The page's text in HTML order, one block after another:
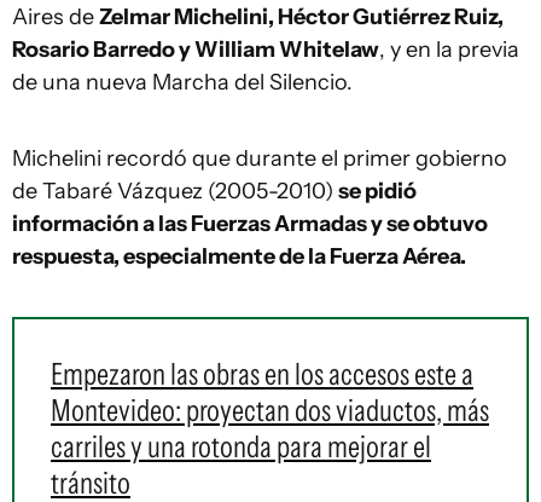
Aires deZelmar Michelini, Héctor Gutiérrez Ruiz,
Rosario Barredo y William Whitelaw, y en la previa
de una nueva Marcha del Silencio.
Michelini recordó que durante el primer gobierno
de Tabaré Vázquez (2005-2010) se pidió
información a las Fuerzas Armadas y se obtuvo
respuesta, especialmente de la Fuerza Aérea.
Empezaron las obras en los accesos este a
Montevideo: proyectan dos viaductos, más
carriles y una rotonda para mejorar el
tránsito